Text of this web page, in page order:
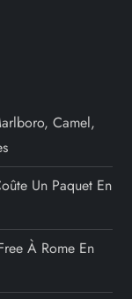
Camel,
Un Paquet En
À Rome En